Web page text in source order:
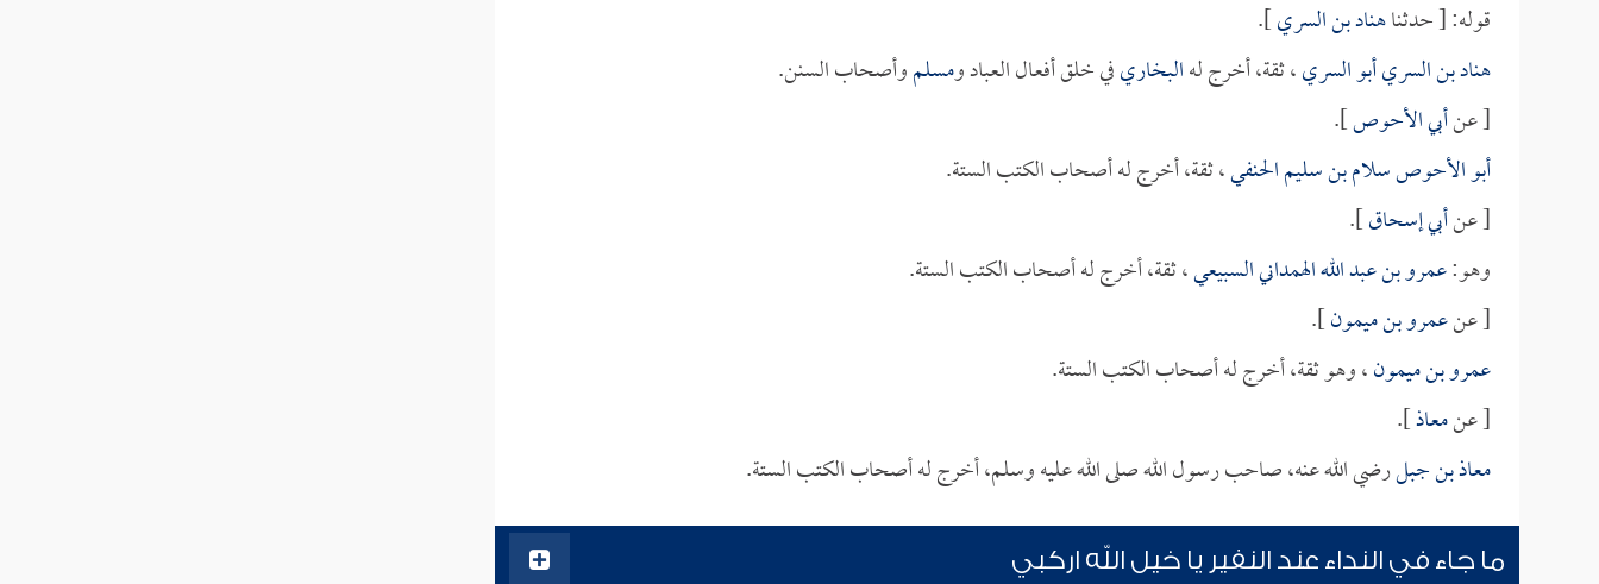
قوله: [ حدثناهناد بن السري].
هناد بن السري أبو السري، ثقة، أخرج لهالبخاريفي خلق أفعال العباد ومسلموأصحاب السنن.
[ عنأبي الأحوص].
أبو الأحوص سلام بن سليم الحنفي، ثقة، أخرج له أصحاب الكتب الستة.
[ عنأبي إسحاق].
وهو:عمرو بن عبد الله الهمداني السبيعي، ثقة، أخرج له أصحاب الكتب الستة.
[ عنعمرو بن ميمون].
عمرو بن ميمون، وهو ثقة، أخرج له أصحاب الكتب الستة.
[ عنمعاذ].
معاذ بن جبلرضي الله عنه، صاحب رسول الله صلى الله عليه وسلم، أخرج له أصحاب الكتب الستة.
ما جاء في النداء عند النفير يا خيل الله اركبي